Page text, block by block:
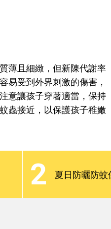
薄且細緻，但新陳代謝率
易受到外界刺激的傷害，
意讓孩子穿著適當，保持
蟲接近，以保護孩子稚嫩
2 夏日防曬防蚊
易受到外界刺激的傷害，
意讓孩子穿著適當，保持
蟲接近，以保護孩子稚嫩